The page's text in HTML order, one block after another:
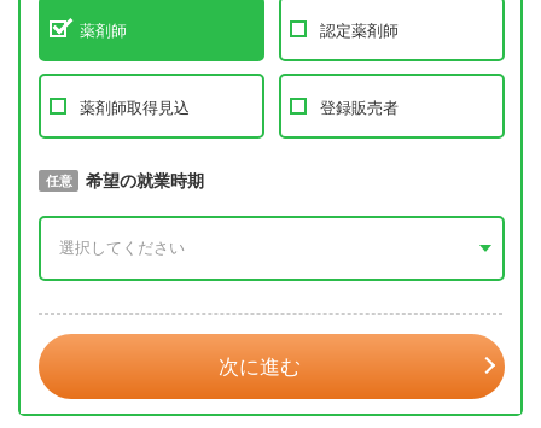
薬剤師 認定薬剤師
薬剤師取得見込 登録販売者
必須 取得予定年
任意 希望の就業時期
次に進む